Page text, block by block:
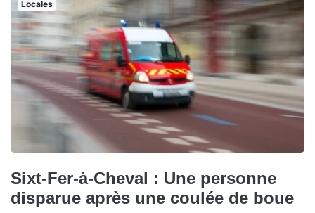
Locales
Sixt-Fer-à-Cheval : Une personne
disparue après une coulée de boue